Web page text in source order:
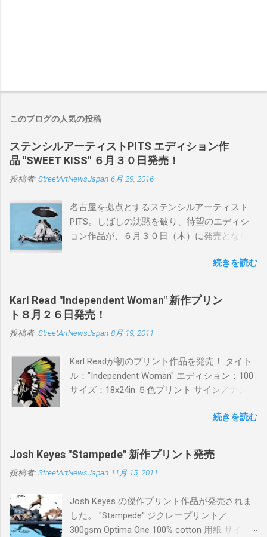
このブログの人気の投稿
ステンシルアーティストPITS エディション作
品 "SWEET KISS" ６月３０日発売！
投稿者: StreetArtNewsJapan 6月 29, 2016
名古屋を拠点とするステンシルアーティスト
PITS。しばしの沈黙を破り、待望のエディシ
ョン作品が、６月３０日（木）に発売となり
品に落とし込むスタイルは今作でも健在。(
PITSの過去記事はこちらから ) 発売日：6月30
日(木)19時 タイトル：SWEET KISS カラー：
BLUE/MINT GREEN/PINK/YELLOW エディショ
ン：各色５ サイズ：800mm × 550mm 価格：
¥16,000(¥17,280) 購入は、 こちら から
続きを読む
Karl Read "Independent Woman" 新作プリン
ト８月２６日発売！
投稿者: StreetArtNewsJapan 8月 19, 2011
Karl Readが初のプリント作品を発売！ タイト
ル："Independent Woman" エディション：100
サイズ：18x24in ５色プリント サイン／ナンバ
ドフィニッシュバージョン（エディション：
25）$125 購入は８月２６日に こちら から
続きを読む
Josh Keyes "Stampede" 新作プリント発売
投稿者: StreetArtNewsJapan 11月 15, 2011
Josh Keyes の傑作プリント作品が発売されま
した。 "Stampede" ジクレープリント／
300gsm Optima One 100% cotton 用紙 サイズ: